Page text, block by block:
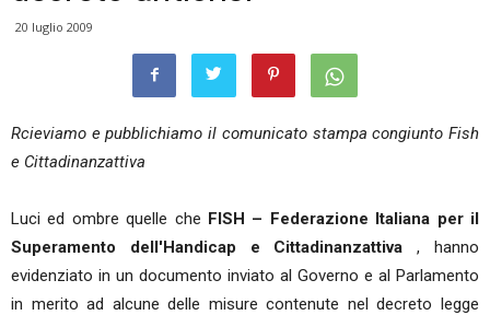
20 luglio 2009
Rcieviamo e pubblichiamo il comunicato stampa congiunto Fish
e Cittadinanzattiva
Luci ed ombre quelle che FISH – Federazione Italiana per il
Superamento dell'Handicap e Cittadinanzattiva , hanno
evidenziato in un documento inviato al Governo e al Parlamento
in merito ad alcune delle misure contenute nel decreto legge